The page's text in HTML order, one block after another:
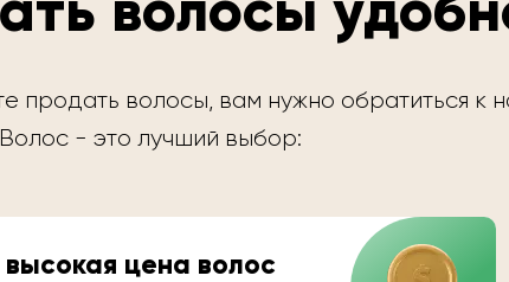
продать волосы, вам нужно обратиться к
- это лучший выбор:
цена волос